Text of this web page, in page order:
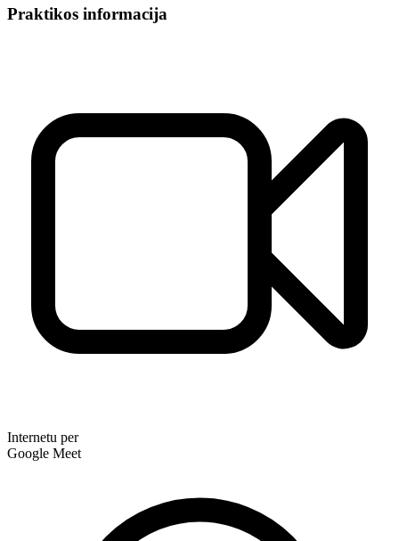
Praktikos informacija
Internetu per
Google Meet